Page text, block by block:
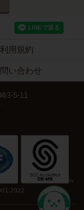
利用規約
い合わせ
3-5-11